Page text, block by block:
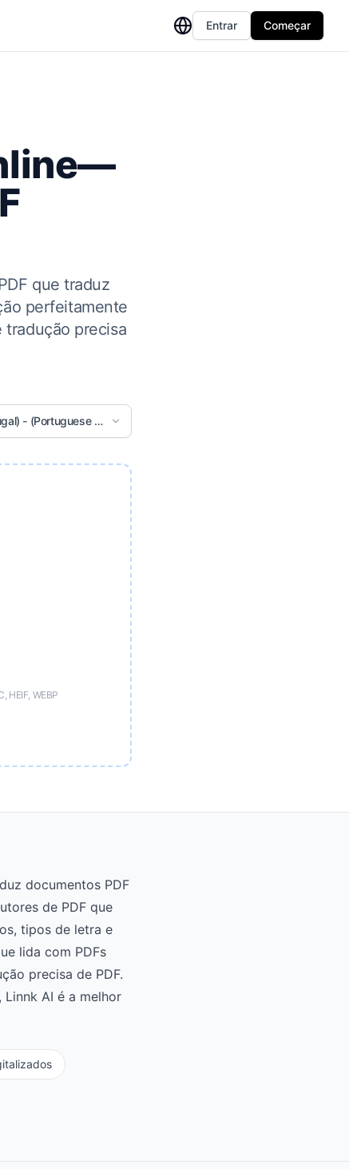
Entrar Começar
que traduz
perfeitamente
tradução precisa
- (Portuguese (Portugal))
HEIF, WEBP
documentos PDF
de PDF que
tipos de letra e
lida com PDFs
precisa de PDF.
AI é a melhor